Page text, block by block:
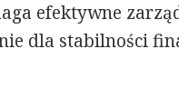
efektywne
dla stabilności